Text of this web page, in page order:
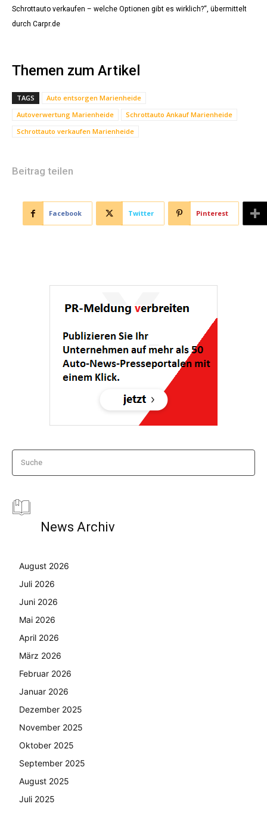
Schrottauto verkaufen – welche Optionen gibt es wirklich?“, übermittelt
durch Carpr.de
Themen zum Artikel
TAGS
Auto entsorgen Marienheide
Autoverwertung Marienheide
Schrottauto Ankauf Marienheide
Schrottauto verkaufen Marienheide
Beitrag teilen
Facebook Twitter Pinterest
Suche
News Archiv
August 2026
Juli 2026
Juni 2026
Mai 2026
April 2026
März 2026
Februar 2026
Januar 2026
Dezember 2025
November 2025
Oktober 2025
September 2025
August 2025
Juli 2025